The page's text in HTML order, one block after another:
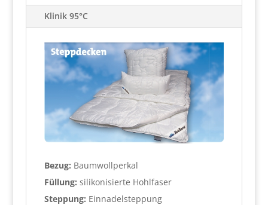
Klinik 95°C
Bezug: Baumwollperkal
Füllung: silikonisierte Hohlfaser
Steppung: Einnadelsteppung